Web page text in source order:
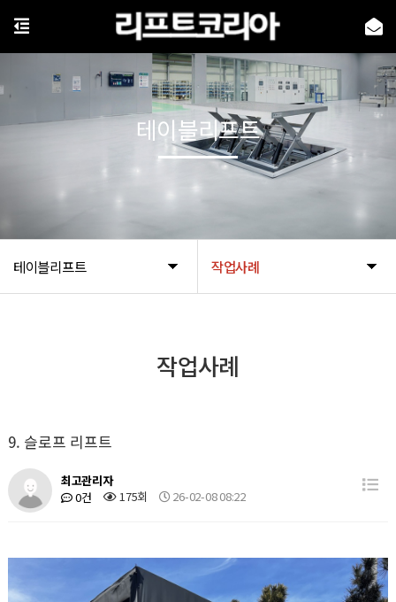
테이블리프트 작업사례
테이블리프트
작업사례
9. 슬로프 리프트
최고관리자
0건
175회 26-02-08 08:22